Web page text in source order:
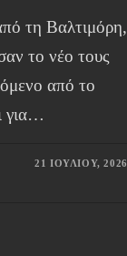
τη Βαλτιμόρη,
το νέο τους
από το
για…
21 ΙΟΥΛΊΟΥ, 2026